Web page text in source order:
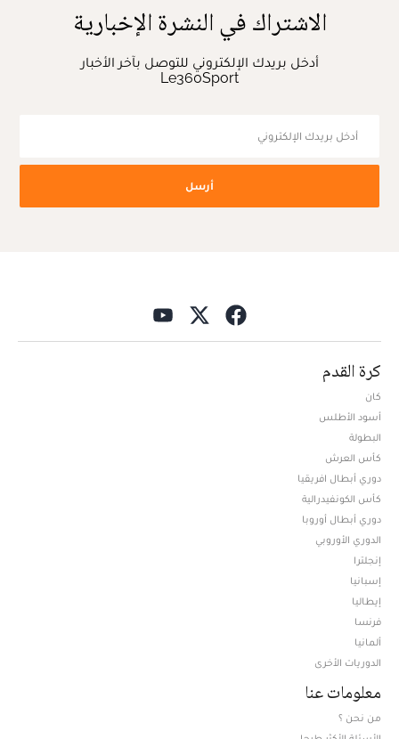
الاشتراك في النشرة الإخبارية
أدخل بريدك الإلكتروني للتوصل بآخر الأخبار
Le360Sport
أرسل
كرة القدم
كان
أسود الأطلس
البطولة
كأس العرش
دوري أبطال افريقيا
كأس الكونفيدرالية
دوري أبطال أوروبا
الدوري الأوروبي
إنجلترا
إسبانيا
إيطاليا
فرنسا
ألمانيا
الدوريات الأخرى
معلومات عنا
من نحن ؟